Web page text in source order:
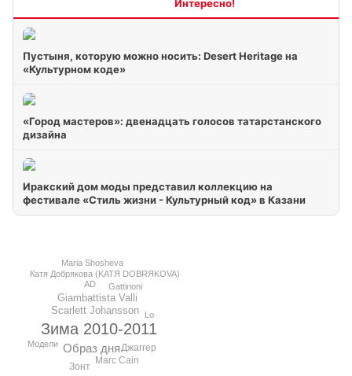
Пустыня, которую можно носить: Desert Heritage на
«Культурном коде»
«Город мастеров»: двенадцать голосов татарстанского
дизайна
Иракский дом моды представил коллекцию на
фестивале «Стиль жизни - Культурный код» в Казани
Зима 2010-2011
Образ дня
Scarlett Johansson
Giambattista Valli
Marc Cain
Джаггер
Зонт
AD
Катя Добрякова (KATЯ DOBRЯKOVA)
Lo
Maria Shosheva
Gattinoni
Модели